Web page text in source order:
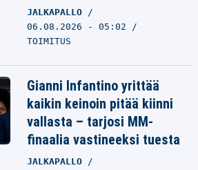
JALKAPALLO
06.08.2026 - 05:02
TOIMITUS
Gianni Infantino yrittää
kaikin keinoin pitää kiinni
vallasta – tarjosi MM-
finaalia vastineeksi tuesta
JALKAPALLO